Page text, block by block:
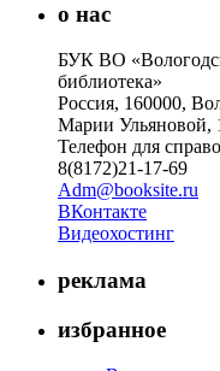
о нас
БУК ВО
библиотека»
Россия, 160000,
Марии Ульяновой,
Телефон для
8(8172)21-17-69
Adm@booksite.ru
ВКонтакте
Видеохостинг
реклама
избранное